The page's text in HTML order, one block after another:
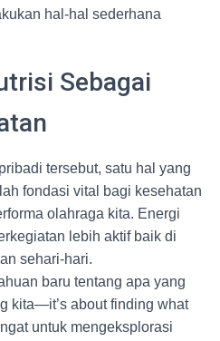
hal-hal sederhana
Sebagai
tersebut, satu hal yang
fondasi vital bagi kesehatan
olahraga kita. Energi
lebih aktif baik di
sehari-hari.
baru tentang apa yang
kita—it’s about finding what
untuk mengeksplorasi